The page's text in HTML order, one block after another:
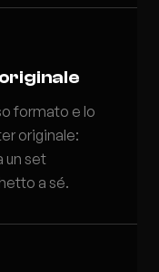
formato e lo
originale:
un set
a sé.